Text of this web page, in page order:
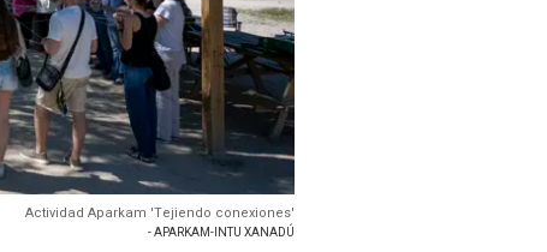
Actividad Aparkam 'Tejiendo conexiones'
- APARKAM-INTU XANADÚ